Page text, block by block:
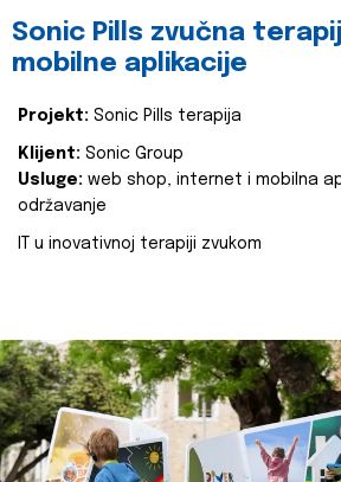
Sonic Pills zvučna
mobilne aplikacije
Projekt: Sonic Pills terapija
Klijent: Sonic Group
Usluge: web shop, internet i mobilna
održavanje
IT u inovativnoj terapiji zvukom